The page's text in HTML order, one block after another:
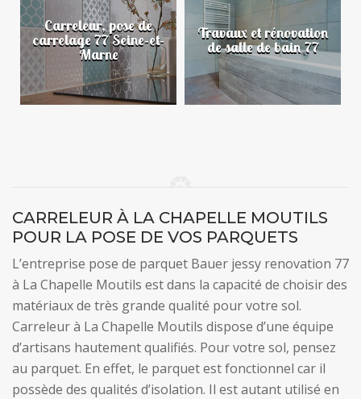
Carreleur, pose de
carrelage 77 Seine-et-
Marne
Travaux et rénovation
de salle de bain 77
CARRELEUR À LA CHAPELLE MOUTILS
POUR LA POSE DE VOS PARQUETS
L’entreprise pose de parquet Bauer jessy renovation 77
à La Chapelle Moutils est dans la capacité de choisir des
matériaux de très grande qualité pour votre sol.
Carreleur à La Chapelle Moutils dispose d’une équipe
d’artisans hautement qualifiés. Pour votre sol, pensez
au parquet. En effet, le parquet est fonctionnel car il
possède des qualités d’isolation. Il est autant utilisé en